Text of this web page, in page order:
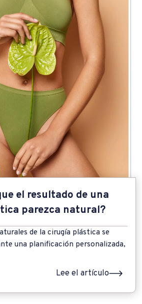
el resultado de una
parezca natural?
de la cirugía plástica se
una planificación personalizada,
Lee el artículo